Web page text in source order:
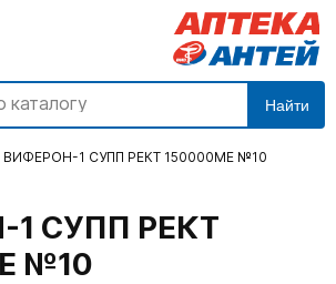
Найти
ВИФЕРОН-1 СУПП РЕКТ 150000МЕ №10
1 СУПП РЕКТ
№10